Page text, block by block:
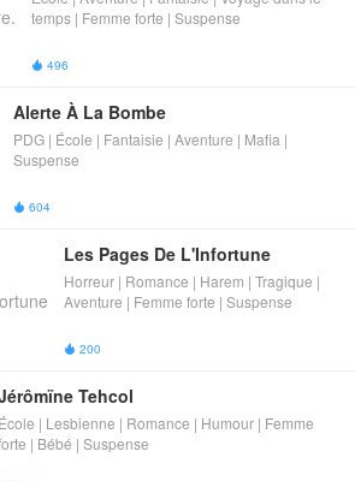
temps | Femme forte | Suspense
 496
Alerte À La Bombe
PDG | École | Fantaisie | Aventure | Mafia |
Suspense
 604
Les Pages De L'Infortune
Horreur | Romance | Harem | Tragique |
Aventure | Femme forte | Suspense
 200
Tehcol
École | Lesbienne | Romance | Humour | Femme
| Bébé | Suspense